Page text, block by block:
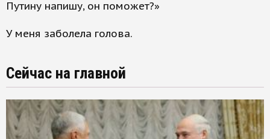
Путину напишу, он поможет?»
У меня заболела голова.
Сейчас на главной